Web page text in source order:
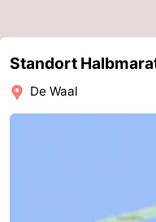
Reiten
-
Surfen
-
Standort
De Waal